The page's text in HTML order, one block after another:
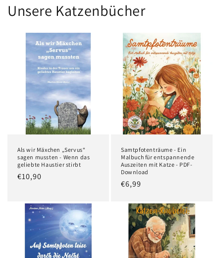
Unsere Katzenbücher
Als wir Mäxchen „Servus“
sagen mussten - Wenn das
geliebte Haustier stirbt
Normaler
€10,90
Samtpfotenträume - Ein
Malbuch für entspannende
Auszeiten mit Katze - PDF-
Download
Normaler
€6,99